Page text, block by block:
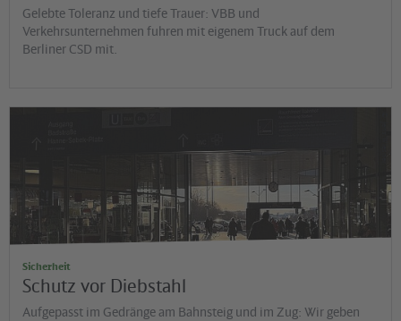
Gelebte Toleranz und tiefe Trauer: VBB und
Verkehrsunternehmen fuhren mit eigenem Truck auf dem
Berliner CSD mit.
Sicherheit
Schutz vor Diebstahl
Aufgepasst im Gedränge am Bahnsteig und im Zug: Wir geben